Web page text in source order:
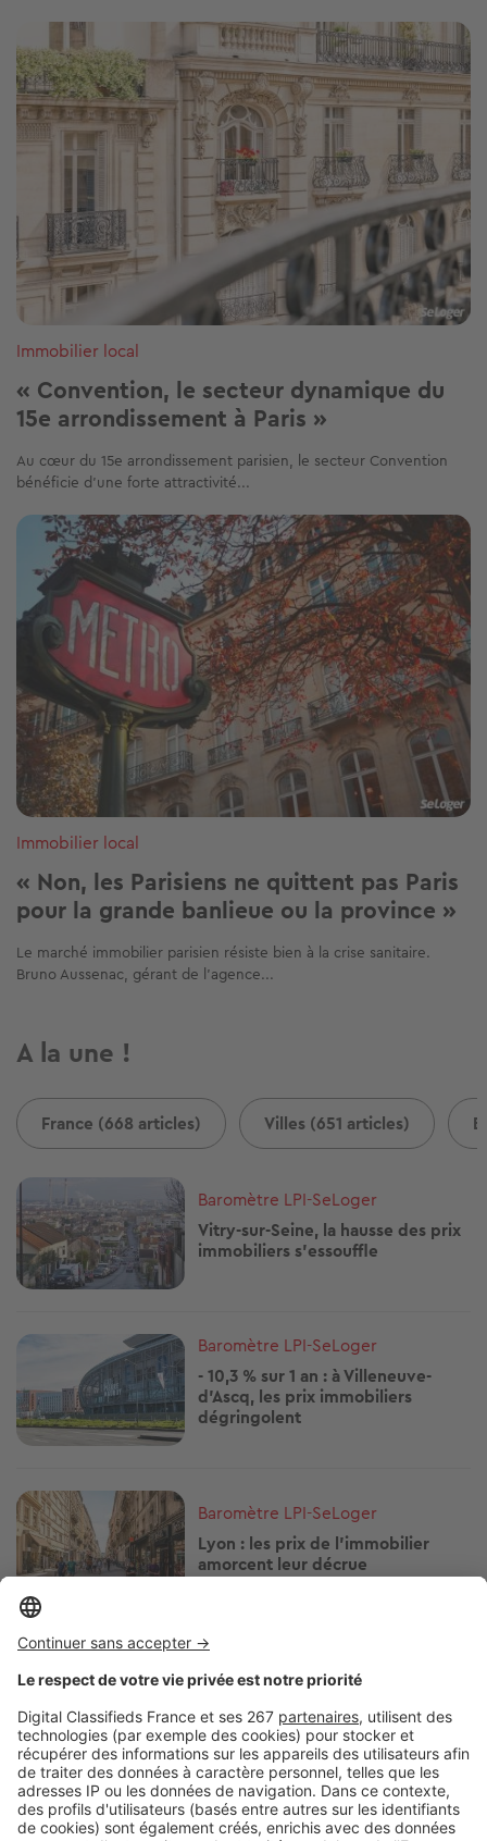
Immobilier local
« Convention, le secteur dynamique du
15e arrondissement à Paris »
Au cœur du 15e arrondissement parisien, le secteur Convention
bénéficie d’une forte attractivité...
Image
Immobilier local
« Non, les Parisiens ne quittent pas Paris
pour la grande banlieue ou la province »
Le marché immobilier parisien résiste bien à la crise sanitaire.
Bruno Aussenac, gérant de l’agence...
A la une !
France (668 articles) Villes (651 articles)
Image
Baromètre LPI-SeLoger
Vitry-sur-Seine, la hausse des prix
immobiliers s'essouffle
Image
Baromètre LPI-SeLoger
- 10,3 % sur 1 an : à Villeneuve-
d'Ascq, les prix immobiliers
dégringolent
Image
Baromètre LPI-SeLoger
Lyon : les prix de l’immobilier
amorcent leur décrue
Image
Baromètre LPI-SeLoger
l'immobilier à Montauban
Image
Baromètre LPI-SeLoger